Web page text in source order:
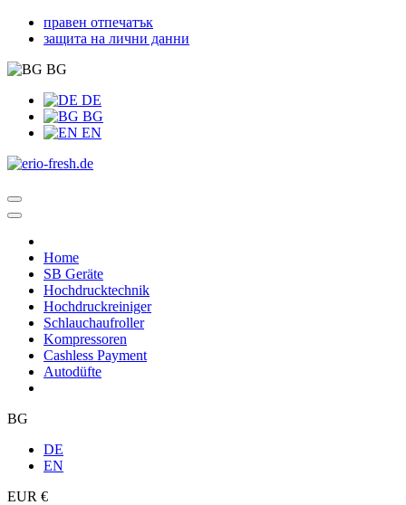
правен отпечатък
защита на лични данни
BG
DE
BG
EN
Home
SB Geräte
Hochdrucktechnik
Hochdruckreiniger
Schlauchaufroller
Kompressoren
Cashless Payment
Autodüfte
BG
DE
EN
EUR €